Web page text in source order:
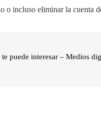
o incluso eliminar la cuenta
te puede interesar – Medios